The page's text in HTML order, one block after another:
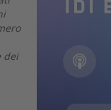
dei